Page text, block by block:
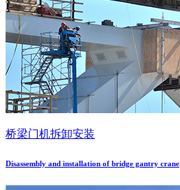
桥梁门机拆卸安装
Disassembly and installation of bridge gantry crane